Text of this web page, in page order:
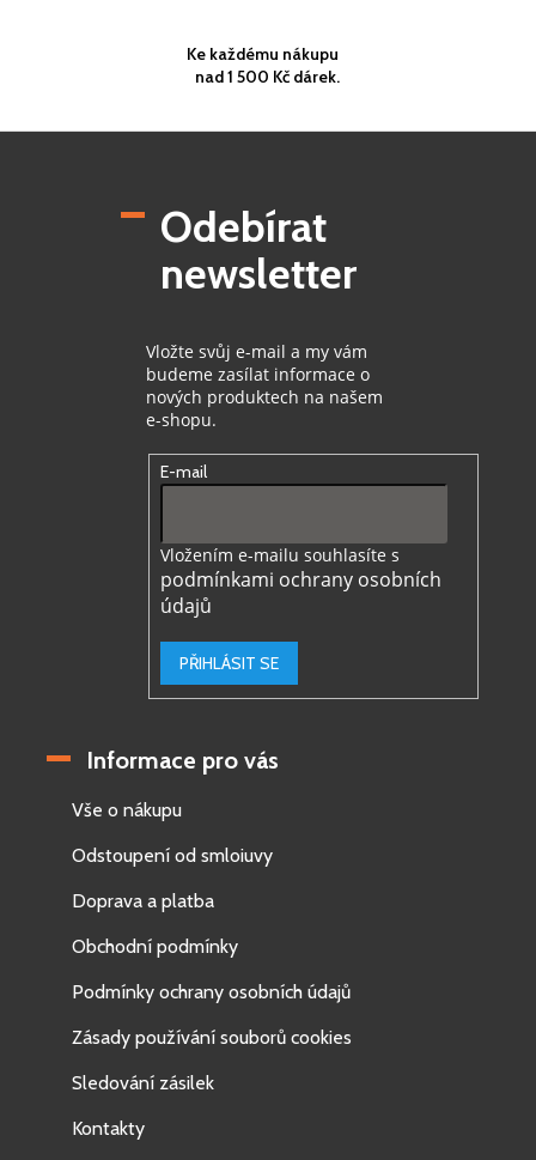
Ke každému nákupu
nad 1 500 Kč dárek.
Odebírat
newsletter
Vložte svůj e-mail a my vám
budeme zasílat informace o
nových produktech na našem
e-shopu.
E-mail
Vložením e-mailu souhlasíte s
podmínkami ochrany osobních
údajů
PŘIHLÁSIT SE
Informace pro vás
Vše o nákupu
Odstoupení od smloiuvy
Doprava a platba
Obchodní podmínky
Podmínky ochrany osobních údajů
Zásady používání souborů cookies
Sledování zásilek
Kontakty